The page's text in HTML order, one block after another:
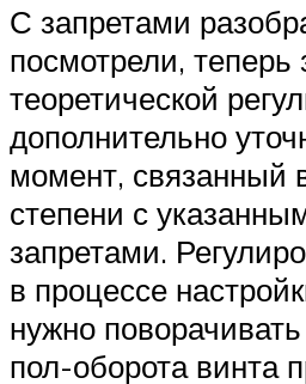
С запретами
посмотрели,
теоретической
дополнительно
момент, связанный
степени с
запретами.
в процессе
нужно
пол-оборота винта